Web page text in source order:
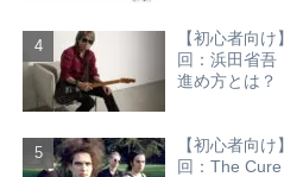
【初心者向
回：浜田省
進め方とは？
【初心者向
回：The